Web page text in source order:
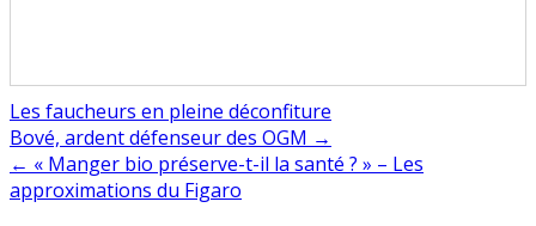
Les faucheurs en pleine déconfiture
Navigation
de
Bové, ardent défenseur des OGM →
← « Manger bio préserve-t-il la santé ? » – Les
approximations du Figaro